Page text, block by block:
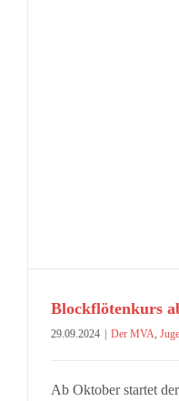
Blockflötenkurs
29.09.2024 | Der MVA
Ab Oktober startet